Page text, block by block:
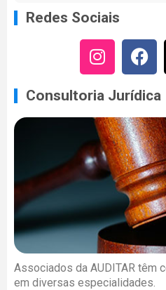
Redes Sociais
Consultoria Jurídica
Associados da AUDITAR têm
em diversas especialidades.